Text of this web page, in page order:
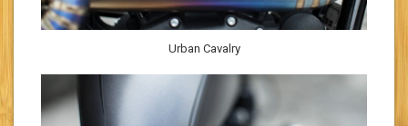
Urban Cavalry